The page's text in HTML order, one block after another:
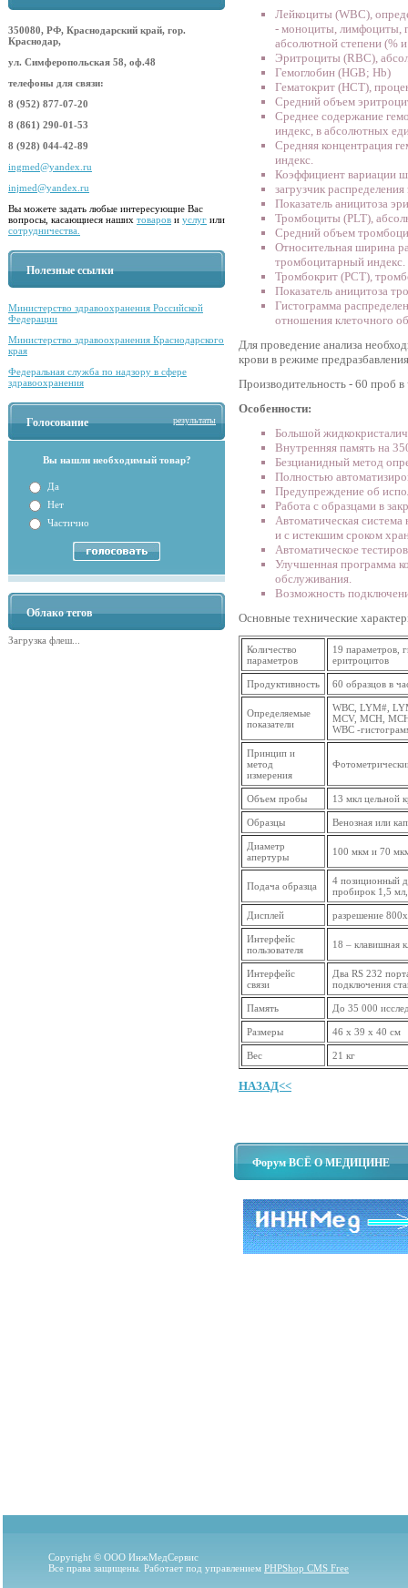
350080, РФ, Краснодарский край, гор.
Краснодар,
ул. Симферопольская 58, оф.48
телефоны для связи:
8 (952) 877-07-20
8 (861) 290-01-53
8 (928) 044-42-89
ingmed@yandex.ru
injmed@yandex.ru
Вы можете задать любые интересующие Вас
вопросы, касающиеся наших товаров и услуг или
сотрудничества.
Полезные ссылки
Министерство здравоохранения Российской
Федерации
Министерство здравоохранения Краснодарского
края
Федеральная служба по надзору в сфере
здравоохранения
Голосование результаты
Вы нашли необходимый товар?
Да
Нет
Частично
Облако тегов
Загрузка флеш...
Лейкоциты (WBC),
- моноциты, лимфоциты,
абсолютной степени (%
Эритроциты (RBC),
Гемоглобин (HGB; Hb)
Гематокрит (HCT),
Средний объем
Среднее содержание
индекс, в абсолютных
Средняя концентрация
индекс.
Коэффициент вариации
загрузчик
Показатель аницитоза
Тромбоциты (PLT),
Средний объем
Относительная ширина
тромбоцитарный индекс.
Тромбокрит (PCT),
Показатель аницитоза
Гистограмма
отношения клеточного
Для проведение анализа
крови в режиме
Производительность - 60 проб в
Особенности:
Большой
Внутренняя память на
Безцианидный метод
Полностью
Предупреждение об
Работа с образцами в
Автоматическая система
и с истекшим сроком
Автоматическое
Улучшенная программа
обслуживания.
Возможность
Основные технические
Количество
параметров
19 параметров,
еритроцитов
Продуктивность 60 образцов в
Определяемые
показатели
WBC, LYM#,
MCV, MCH,
WBC -
Принцип и
метод
измерения
Объем пробы 13 мкл цельной
Образцы Венозная или
Диаметр
апертуры
100 мкм и 70
Подача образца
4 позиционный
пробирок 1,5
Дисплей разрешение
Интерфейс
пользователя
18 – клавишная
Интерфейс
связи
Два RS 232
подключения
Память До 35 000
Размеры 46 х 39 х 40 см
Вес 21 кг
НАЗАД<<
Форум ВСЁ О МЕДИЦИНЕ
Copyright © ООО ИнжМедСервис
Все права защищены. Работает под управлением PHPShop CMS Free